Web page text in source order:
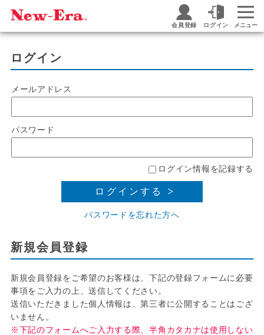
会員登録 ログイン メニュー
ログイン
メールアドレス
パスワード
ログイン情報を記録する
ログインする
パスワードを忘れた方へ
新規会員登録
新規会員登録をご希望のお客様は、下記の登録フォームに必要
事項をご入力の上、送信してください。
送信いただきました個人情報は、第三者に公開することはござ
いません。
※下記のフォームへご入力する際、半角カタカナは使用しない